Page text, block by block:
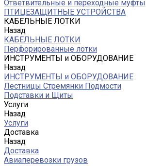
Ответвительные и переходные муфты
ПТИЦЕЗАЩИТНЫЕ УСТРОЙСТВА
КАБЕЛЬНЫЕ ЛОТКИ
Назад
КАБЕЛЬНЫЕ ЛОТКИ
Перфорированные лотки
ИНСТРУМЕНТЫ и ОБОРУДОВАНИЕ
Назад
ИНСТРУМЕНТЫ и ОБОРУДОВАНИЕ
Лестницы Стремянки Подмости
Подставки и Щиты
Услуги
Назад
Услуги
Доставка
Назад
Доставка
Авиаперевозки грузов